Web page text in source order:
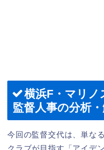
横浜F・マリノ
監督人事の分析
今回の監督交代は、単な
クラブが目指す「アイデ